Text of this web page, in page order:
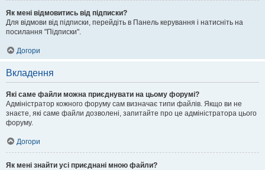
Як мені відмовитись від підписки?
Для відмови від підписки, перейдіть в Панель керування і натисніть на
посилання "Підписки".
Догори
Вкладення
Які саме файли можна приєднувати на цьому форумі?
Адміністратор кожного форуму сам визначає типи файлів. Якщо ви не
знаєте, які саме файли дозволені, запитайте про це адміністратора цього
форуму.
Догори
Як мені знайти усі приєднані мною файли?